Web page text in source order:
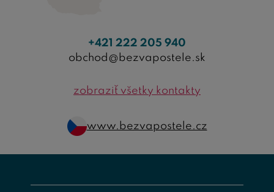
+421 222 205 940
obchod@bezvapostele.sk
zobraziť všetky kontakty
www.bezvapostele.cz